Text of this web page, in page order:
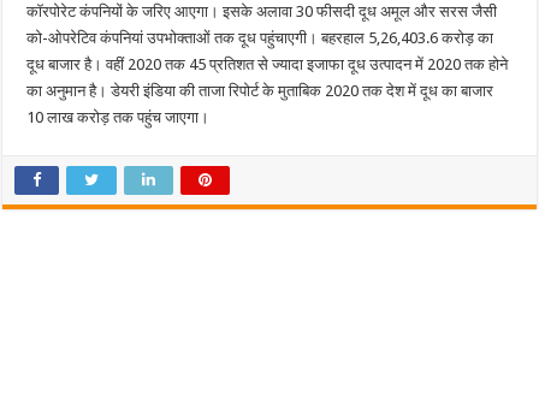
कॉरपोरेट कंपनियों के जरिए आएगा। इसके अलावा 30 फीसदी दूध अमूल और सरस जैसी
को-ओपरेटिव कंपनियां उपभोक्ताओं तक दूध पहुंचाएगी। बहरहाल 5,26,403.6 करोड़ का
दूध बाजार है। वहीं 2020 तक 45 प्रतिशत से ज्यादा इजाफा दूध उत्पादन में 2020 तक होने
का अनुमान है। डेयरी इंडिया की ताजा रिपोर्ट के मुताबिक 2020 तक देश में दूध का बाजार
10 लाख करोड़ तक पहुंच जाएगा।